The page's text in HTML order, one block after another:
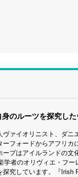
のルーツを探究し
ァイオリニスト、ダ
フォードからアフリ
プはアイルランドの
学者のオリヴィエ・フ
探究しています。『